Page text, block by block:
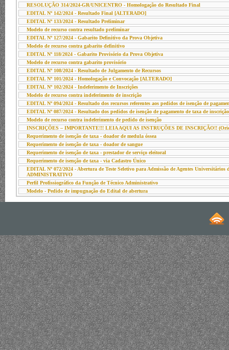
RESOLUÇÃO 314/2024-GR/UNICENTRO - Homologação do Resultado Final
EDITAL Nº 142/2024 - Resultado Final [ALTERADO]
EDITAL Nº 133/2024 - Resultado Preliminar
Modelo de recurso contra resultado preliminar
EDITAL Nº 127/2024 - Gabarito Definitivo da Prova Objetiva
Modelo de recurso contra gabarito definitivo
EDITAL Nº 118/2024 - Gabarito Provisório da Prova Objetiva
Modelo de recurso contra gabarito provisório
EDITAL Nº 108/2024 - Resultado de Julgamento de Recursos
EDITAL Nº 101/2024 - Homologação e Convocação [ALTERADO]
EDITAL Nº 102/2024 - Indeferimento de Inscrições
Modelo de recurso contra indeferimento de inscrição
EDITAL Nº 094/2024 - Resultado dos recursos referentes aos pedidos de isenção de
EDITAL Nº 087/2024 - Resultado dos pedidos de isenção de pagamento de taxa de
Modelo de recurso contra indeferimento de pedido de isenção
INSCRIÇÕES – IMPORTANTE!!! LEIA AQUI AS INSTRUÇÕES DE INSCRIÇÃO!!
Requerimento de isenção de taxa - doador de medula óssea
Requerimento de isenção de taxa - doador de sangue
Requerimento de isenção de taxa - prestador de serviço eleitoral
Requerimento de isenção de taxa - via Cadastro Único
EDITAL Nº 072/2024 - Abertura de Teste Seletivo para Admissão de Agentes
ADMINISTRATIVO
Perfil Profissiográfico da Função de Técnico Administrativo
Modelo - Pedido de impugnação do Edital de abertura